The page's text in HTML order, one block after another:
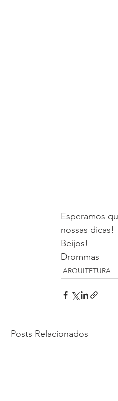
Esperamos
nossas dicas!
Beijos!
Drommas
ARQUITETURA
Posts Relacionados